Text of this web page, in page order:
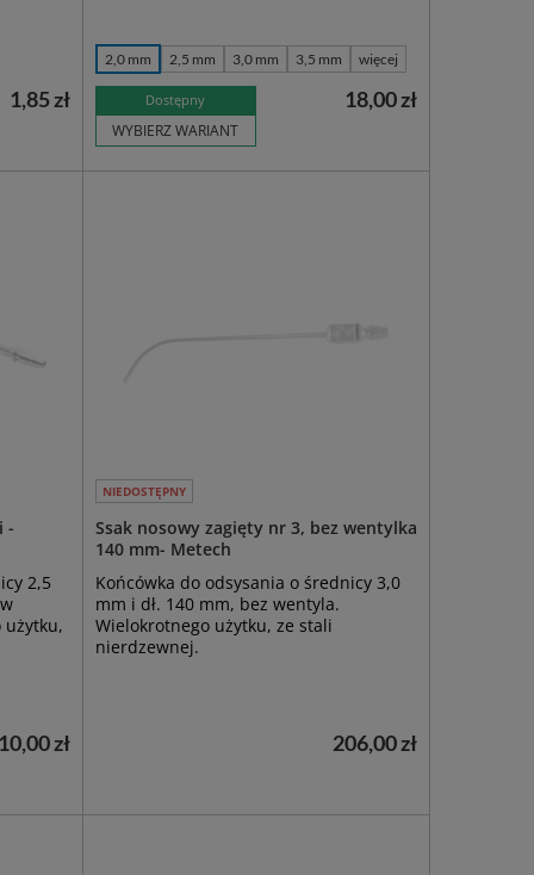
1,85 zł
2,0 mm 2,5 mm 3,0 mm 3,5 mm więcej
Dostępny
WYBIERZ WARIANT
18,00 zł
-
2,5
użytku,
zł
NIEDOSTĘPNY
Ssak nosowy zagięty nr 3, bez wentylka
140 mm- Metech
Końcówka do odsysania o średnicy 3,0
mm i dł. 140 mm, bez wentyla.
Wielokrotnego użytku, ze stali
nierdzewnej.
206,00 zł